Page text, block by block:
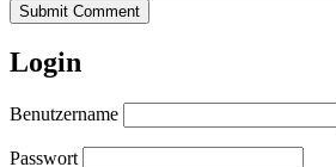
Submit Comment
Login
Benutzername
Passwort